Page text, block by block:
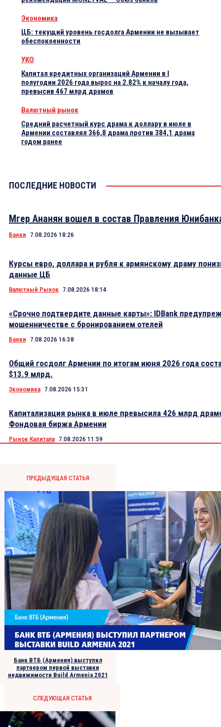
Экономика
ЦБ: текущий уровень госдолга Армении не вызывает
обеспокоенности
УКО
Капитал кредитных организаций Армении в I
полугодии 2026 года вырос на 2.82% к началу года,
превысив 467 млрд драмов
Валютный рынок
Средний расчетный курс драма к доллару в июле в
Армении составлял 366,8 драма против 384,1 драма
годом ранее
ПОСЛЕДНИЕ НОВОСТИ
Мгер Ананян вошел в состав Правления
Банки 7.08.2026 18:26
Курсы евро, доллара и рубля к армянскому драму
данные ЦБ
Валютный Рынок 7.08.2026 18:14
«Срочно подтвердите данные карты»: IDBank
мошенничестве с бронированием отелей
Банки 7.08.2026 16:38
Общий госдолг Армении по итогам июня 2026 года
$13.9 млрд.
Экономика 7.08.2026 15:31
Капитализация рынка в июле превысила 426 млрд
Фондовая биржа Армении
Рынок Капитала 7.08.2026 11:59
ПРЕДЫДУЩАЯ СТАТЬЯ
Банк ВТБ (Армения) выступил
партнером первой выставки
недвижимости Build Armenia 2021
СЛЕДУЮЩАЯ СТАТЬЯ